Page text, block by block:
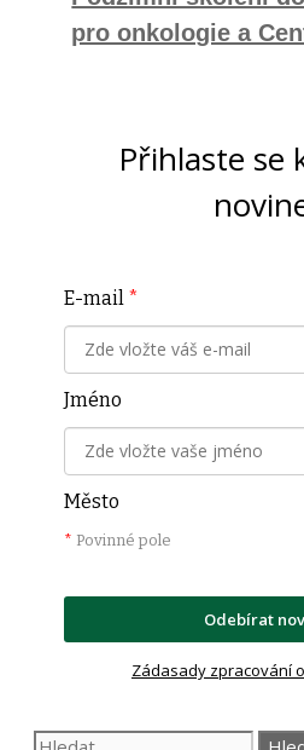
pro onkologie a
Přihlaste se
E-mail *
Jméno
Město
* Povinné pole
Odebírat
Zádasady zpracování
Hledat: